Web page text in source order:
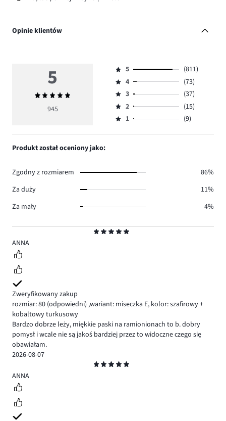
Opinie klientów
5
ANNA
Zweryfikowany zakup
rozmiar: 80 (odpowiedni) ,wariant: miseczka E, kolor: szafirowy +
kobaltowy turkusowy
Bardzo dobrze leży, miękkie paski na ramionionach to b. dobry
pomysł i wcale nie są jakoś bardziej przez to widoczne czego się
obawiałam.
2026-08-07
5
ANNA
5
Średnia
ocena
945
Ocena
5,
ilość
głosów
811.
5
(811)
Ocena
4,
ilość
głosów
4
(73)
Ocena
3,
ilość
3
(37)
Ocena
2,
2
(15)
Ocena
1,
1 (9)
Produkt został oceniony jako:
Zgodny z rozmiarem
86%
Za duży
11%
Za mały
4%